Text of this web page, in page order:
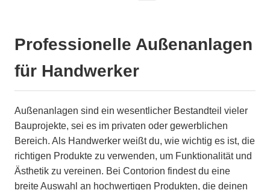
Professionelle Außenanlagen
für Handwerker
Außenanlagen sind ein wesentlicher Bestandteil vieler
Bauprojekte, sei es im privaten oder gewerblichen
Bereich. Als Handwerker weißt du, wie wichtig es ist, die
richtigen Produkte zu verwenden, um Funktionalität und
Ästhetik zu vereinen. Bei Contorion findest du eine
breite Auswahl an hochwertigen Produkten, die deinen